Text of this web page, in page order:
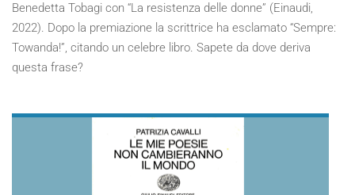
Benedetta Tobagi con “La resistenza delle donne” (Einaudi,
2022). Dopo la premiazione la scrittrice ha esclamato “Sempre:
Towanda!”, citando un celebre libro. Sapete da dove deriva
questa frase?